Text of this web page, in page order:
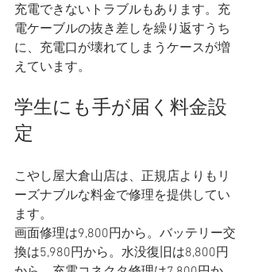
充電できないトラブルもあります。充
電ケーブルの抜き差しを繰り返すうち
に、充電口が壊れてしまうケースが増
えています。
学生にも手が届く料金設
定
こやし屋大倉山店は、正規店よりもリ
ーズナブルな料金で修理を提供してい
ます。
画面修理は9,800円から。バッテリー交
換は5,980円から。水没復旧は8,800円